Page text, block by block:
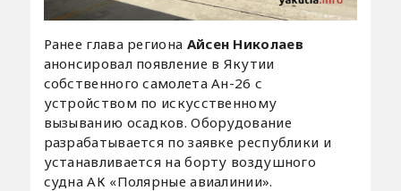
Ранее глава региона Айсен Николаев
анонсировал появление в Якутии
собственного самолета Ан-26 с
устройством по искусственному
вызыванию осадков. Оборудование
разрабатывается по заявке республики и
устанавливается на борту воздушного
судна АК «Полярные авиалинии».